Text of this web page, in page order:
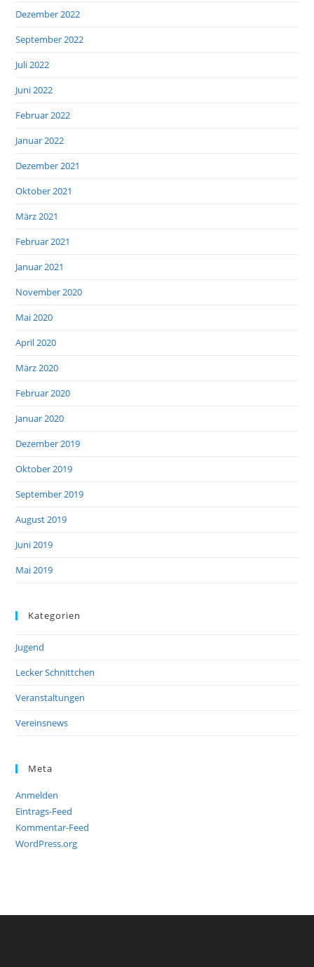
Dezember 2022
September 2022
Juli 2022
Juni 2022
Februar 2022
Januar 2022
Dezember 2021
Oktober 2021
März 2021
Februar 2021
Januar 2021
November 2020
Mai 2020
April 2020
März 2020
Februar 2020
Januar 2020
Dezember 2019
Oktober 2019
September 2019
August 2019
Juni 2019
Mai 2019
Kategorien
Jugend
Lecker Schnittchen
Veranstaltungen
Vereinsnews
Meta
Anmelden
Eintrags-Feed
Kommentar-Feed
WordPress.org